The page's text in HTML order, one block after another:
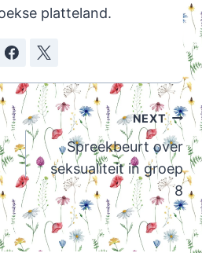
platteland.
NEXT
Spreekbeurt over
seksualiteit in groep
8